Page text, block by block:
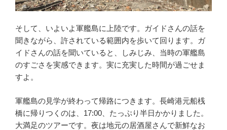
そして、いよいよ軍艦島に上陸です。ガイドさんの話を
聞きながら、許されている範囲内を歩いて回ります。ガ
イドさんの話を聞いていると、しみじみ、当時の軍艦島
のすごさを実感できます。実に充実した時間が過ごせま
すよ。
軍艦島の見学が終わって帰路につきます。長崎港元船桟
橋に帰りつくのは、17:00、たっぷり半日かかりました。
大満足のツアーです。夜は地元の居酒屋さんで新鮮なお